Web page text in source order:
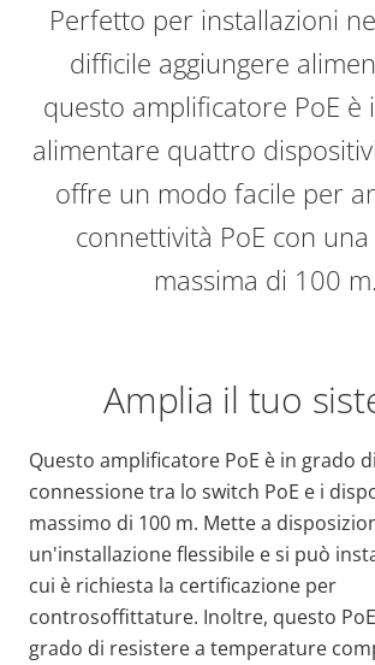
Perfetto per installazioni
difficile aggiungere
questo amplificatore PoE è
alimentare quattro
offre un modo facile per
connettività PoE con
massima di 100 m.
Amplia il tuo
Questo amplificatore PoE è in grado
connessione tra lo switch PoE e i
massimo di 100 m. Mette a
un'installazione flessibile e si può
cui è richiesta la certificazione per
controsoffittature. Inoltre, questo
grado di resistere a temperature